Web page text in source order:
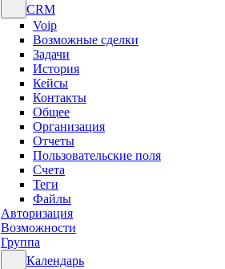
CRM
Voip
Возможные сделки
Задачи
История
Кейсы
Контакты
Общее
Организация
Отчеты
Пользовательские поля
Счета
Теги
Файлы
Авторизация
Возможности
Группа
Календарь